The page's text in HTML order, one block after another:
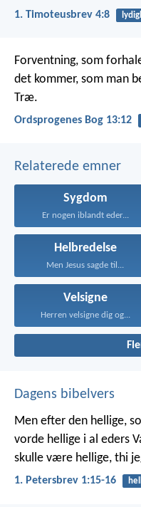
1. Timoteusbrev 4:8
Forventning, som
det kommer, som man
Træ.
Ordsprogenes Bog 13:12
Relaterede emner
Sygdom
Er nogen iblandt eder...
Helbredelse
Men Jesus sagde til...
Velsigne
Herren velsigne dig og...
Dagens bibelvers
Men efter den hellige,
vorde hellige i al eders
skulle være hellige, thi
1. Petersbrev 1:15-16